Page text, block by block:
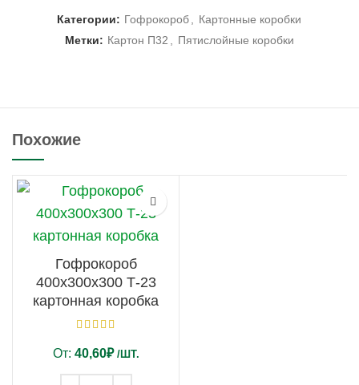
Категории: Гофрокороб, Картонные коробки
Метки: Картон П32 , Пятислойные коробки
Похожие
Гофрокороб
400х300х300 Т-23
картонная коробка
От: 40,60₽ /ШТ.